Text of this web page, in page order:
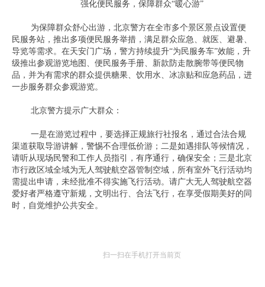
强化便民服务，保障群众“暖心游”
为保障群众舒心出游，北京警方在全市多个景区景点设置便
民服务站，推出多项便民服务举措，满足群众应急、就医、避暑、
导览等需求。在天安门广场，警方持续提升“为民服务车”效能，升
级推出参观游览地图、便民服务手册、新款防走散腕带等便民物
品，并为有需求的群众提供糖果、饮用水、冰凉贴和应急药品，进
一步服务群众参观游览。
北京警方提示广大群众：
一是在游览过程中，要选择正规旅行社报名，通过合法合规
渠道获取导游讲解，警惕不合理低价游；二是如遇排队等候情况，
请听从现场民警和工作人员指引，有序通行，确保安全；三是北京
市行政区域全域为无人驾驶航空器管制空域，所有室外飞行活动均
需提出申请，未经批准不得实施飞行活动。请广大无人驾驶航空器
爱好者严格遵守新规，文明出行、合法飞行，在享受假期美好的同
时，自觉维护公共安全。
扫一扫在手机打开当前页